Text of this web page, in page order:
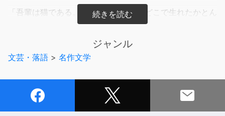
「吾輩は猫である。名前はまだ無い。どこで生れたかとん
と見当がつかぬ。」という書き出しで始まり、中学校の英
輩」の視点から、珍野一家や、そこに集う彼の友人や門下
の書生たち、「太平の逸民」（第二話、第三話）の人間模
ジャンル
文芸・落語 > 名作文学